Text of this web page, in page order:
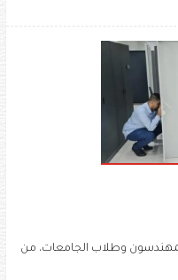
وطلاب الجامعات، من